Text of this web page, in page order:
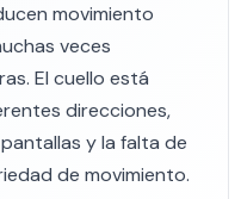
movimiento
veces
El cuello está
direcciones,
y la falta de
de movimiento.